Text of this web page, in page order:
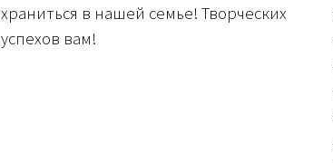
храниться в нашей семье! Творческих
успехов вам!